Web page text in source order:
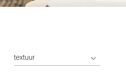
textuur